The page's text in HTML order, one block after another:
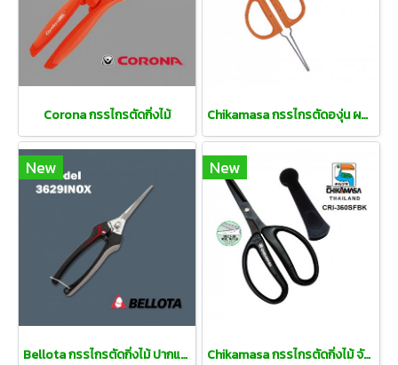
Corona กรรไกรตัดกิ่งไม้ Chikamasa กรรไกรตัดองุ่น ผลไม้ และกิ่งไม้ พร้อมปากคีบ
New
Bellota กรรไกรตัดกิ่งไม้ ปากแหลม
New
Chikamasa กรรไกรตัดกิ่งไม้ จัดดอกไม้